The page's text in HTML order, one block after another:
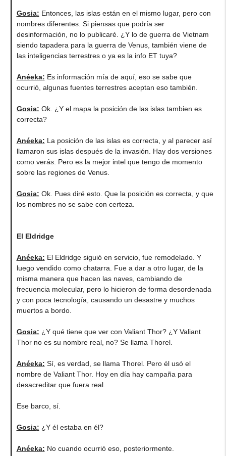
Gosia: Entonces, las islas están en el mismo lugar, pero con
nombres diferentes. Si piensas que podría ser
desinformación, no lo publicaré. ¿Y lo de guerra de Vietnam
siendo tapadera para la guerra de Venus, también viene de
las inteligencias terrestres o ya es la info ET tuya?
Anéeka: Es información mía de aquí, eso se sabe que
ocurrió, algunas fuentes terrestres aceptan eso también.
Gosia: Ok. ¿Y el mapa la posición de las islas tambien es
correcta?
Anéeka: La posición de las islas es correcta, y al parecer así
llamaron sus islas después de la invasión. Hay dos versiones
como verás. Pero es la mejor intel que tengo de momento
sobre las regiones de Venus.
Gosia: Ok. Pues diré esto. Que la posición es correcta, y que
los nombres no se sabe con certeza.
El Eldridge
Anéeka: El Eldridge siguió en servicio, fue remodelado. Y
luego vendido como chatarra. Fue a dar a otro lugar, de la
misma manera que hacen las naves, cambiando de
frecuencia molecular, pero lo hicieron de forma desordenada
y con poca tecnología, causando un desastre y muchos
muertos a bordo.
Gosia: ¿Y qué tiene que ver con Valiant Thor? ¿Y Valiant
Thor no es su nombre real, no? Se llama Thorel.
Anéeka: Sí, es verdad, se llama Thorel. Pero él usó el
nombre de Valiant Thor. Hoy en día hay campaña para
desacreditar que fuera real.
Ese barco, sí.
Gosia: ¿Y él estaba en él?
Anéeka: No cuando ocurrió eso, posteriormente.